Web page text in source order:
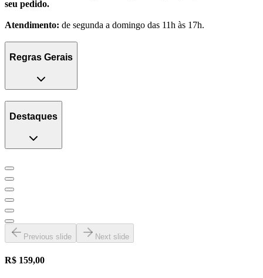
seu pedido.
Atendimento: de segunda a domingo das 11h às 17h.
Regras Gerais
Destaques
Previous slide Next slide
R$ 159,00